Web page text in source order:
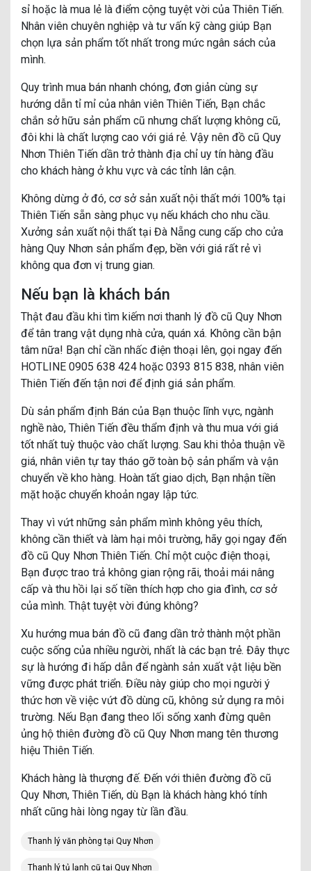
sỉ hoặc là mua lẻ là điểm cộng tuyệt vời của Thiên Tiến.
Nhân viên chuyên nghiệp và tư vấn kỹ càng giúp Bạn
chọn lựa sản phẩm tốt nhất trong mức ngân sách của
mình.
Quy trình mua bán nhanh chóng, đơn giản cùng sự
hướng dẫn tỉ mỉ của nhân viên Thiên Tiến, Bạn chắc
chắn sở hữu sản phẩm cũ nhưng chất lượng không cũ,
đôi khi là chất lượng cao với giá rẻ. Vậy nên đồ cũ Quy
Nhơn Thiên Tiến dần trở thành địa chỉ uy tín hàng đầu
cho khách hàng ở khu vực và các tỉnh lân cận.
Không dừng ở đó, cơ sở sản xuất nội thất mới 100% tại
Thiên Tiến sẵn sàng phục vụ nếu khách cho nhu cầu.
Xưởng sản xuất nội thất tại Đà Nẵng cung cấp cho cửa
hàng Quy Nhơn sản phẩm đẹp, bền với giá rất rẻ vì
không qua đơn vị trung gian.
Nếu bạn là khách bán
Thật đau đầu khi tìm kiếm nơi thanh lý đồ cũ Quy Nhơn
để tân trang vật dụng nhà cửa, quán xá. Không cần bận
tâm nữa! Bạn chỉ cần nhấc điện thoại lên, gọi ngay đến
HOTLINE 0905 638 424 hoặc 0393 815 838, nhân viên
Thiên Tiến đến tận nơi để định giá sản phẩm.
Dù sản phẩm định Bán của Bạn thuộc lĩnh vực, ngành
nghề nào, Thiên Tiến đều thẩm định và thu mua với giá
tốt nhất tuỳ thuộc vào chất lượng. Sau khi thỏa thuận về
giá, nhân viên tự tay tháo gỡ toàn bộ sản phẩm và vận
chuyển về kho hàng. Hoàn tất giao dịch, Bạn nhận tiền
mặt hoặc chuyển khoản ngay lập tức.
Thay vì vứt những sản phẩm mình không yêu thích,
không cần thiết và làm hại môi trường, hãy gọi ngay đến
đồ cũ Quy Nhơn Thiên Tiến. Chỉ một cuộc điện thoại,
Bạn được trao trả không gian rộng rãi, thoải mái nâng
cấp và thu hồi lại số tiền thích hợp cho gia đình, cơ sở
của mình. Thật tuyệt vời đúng không?
Xu hướng mua bán đồ cũ đang dần trở thành một phần
cuộc sống của nhiều người, nhất là các bạn trẻ. Đây thực
sự là hướng đi hấp dẫn để ngành sản xuất vật liệu bền
vững được phát triển. Điều này giúp cho mọi người ý
thức hơn về việc vứt đồ dùng cũ, không sử dụng ra môi
trường. Nếu Bạn đang theo lối sống xanh đừng quên
ủng hộ thiên đường đồ cũ Quy Nhơn mang tên thương
hiệu Thiên Tiến.
Khách hàng là thượng đế. Đến với thiên đường đồ cũ
Quy Nhơn, Thiên Tiến, dù Bạn là khách hàng khó tính
nhất cũng hài lòng ngay từ lần đầu.
Thanh lý văn phòng tại Quy Nhơn
Thanh lý tủ lạnh cũ tại Quy Nhơn